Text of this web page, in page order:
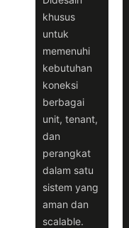
khusus
untuk
memenuhi
kebutuhan
koneksi
berbagai
unit, tenant,
dan
perangkat
dalam satu
sistem yang
aman dan
scalable.